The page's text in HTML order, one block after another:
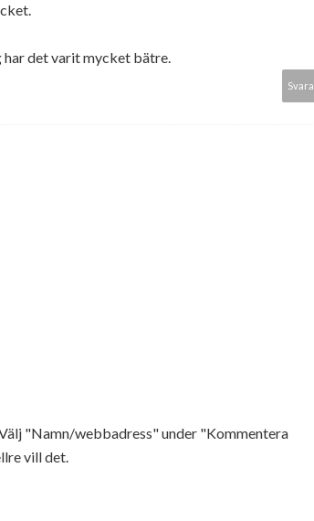
har det varit mycket bätre.
Svara
"Namn/webbadress" under "Kommentera
vill det.